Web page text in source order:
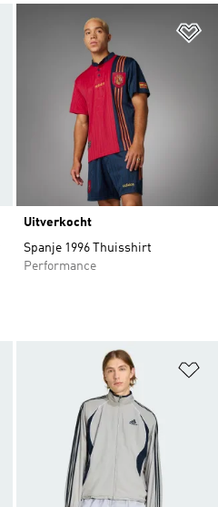
Op verlanglijst zetten
Uitverkocht
Spanje 1996 Thuisshirt
Performance
Op verlanglijst zetten